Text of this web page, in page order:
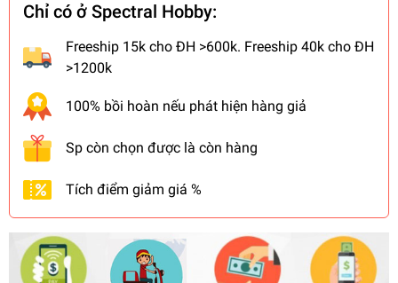
Chỉ có ở Spectral Hobby:
Freeship 15k cho ĐH >600k. Freeship 40k cho ĐH
>1200k
100% bồi hoàn nếu phát hiện hàng giả
Sp còn chọn được là còn hàng
Tích điểm giảm giá %